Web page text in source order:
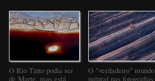
O Rio Tinto podia ser
de Marte, mas está
O "verdadeiro" mundo
natural nas fotografias